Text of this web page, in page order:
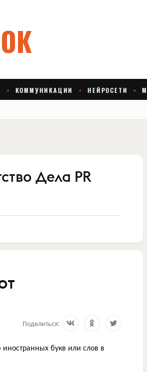
Дела PR
Поделиться:
букв или слов в